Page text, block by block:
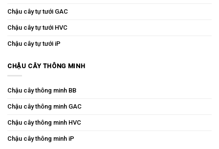
Chậu cây tự tưới GAC
Chậu cây tự tưới HVC
Chậu cây tự tưới iP
CHẬU CÂY THÔNG MINH
Chậu cây thông minh BB
Chậu cây thông minh GAC
Chậu cây thông minh HVC
Chậu cây thông minh iP